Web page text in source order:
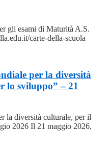
gli esami di Maturità A.S.
carte-della-scuola
per la diversità
lo sviluppo” – 21
la diversità culturale, per il
2026 Il 21 maggio 2026,